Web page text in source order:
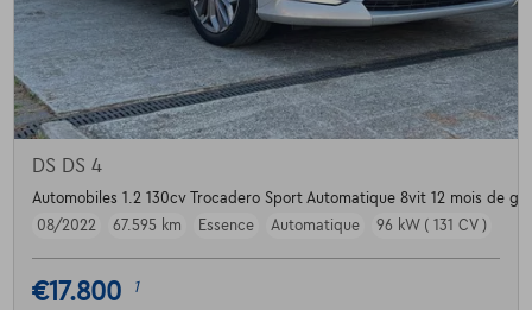
DS DS 4
Automobiles 1.2 130cv Trocadero Sport Automatique 8vit 12 mois de
08/2022
67.595 km Essence Automatique 96 kW ( 131 CV )
€17.800 1